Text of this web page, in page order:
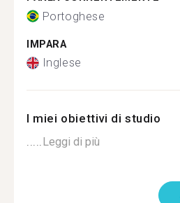
Portoghese
IMPARA
Inglese
I miei obiettivi di studio
.....Leggi di più